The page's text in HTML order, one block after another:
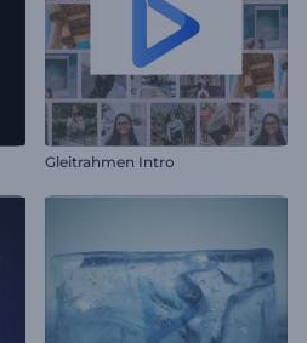
Gleitrahmen Intro